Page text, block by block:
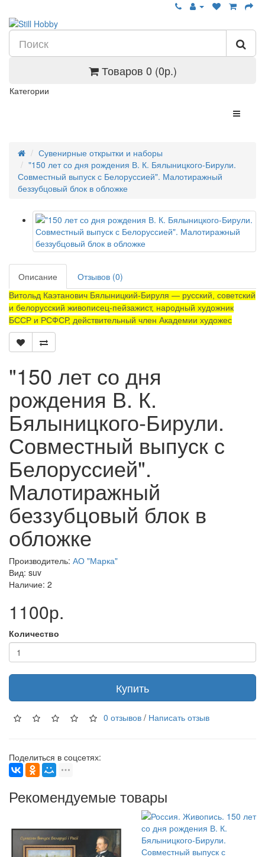
Товаров 0 (0р.)
Категории
Сувенирные открытки и наборы
"150 лет со дня рождения В. К. Бялыницкого-Бирули.
Совместный выпуск с Белоруссией". Малотиражный
беззубцовый блок в обложке
Описание Отзывов (0)
Витольд Каэтанович Бялыницкий-Бируля — русский, советский
и белорусский живописец-пейзажист, народный художник
БССР и РСФСР, действительный член Академии художес
"150 лет со дня
рождения В. К.
Бялыницкого-Бирули.
Совместный выпуск с
Белоруссией".
Малотиражный
беззубцовый блок в
обложке
Производитель: АО "Марка"
Вид: suv
Наличие: 2
1100р.
Количество
Купить
0 отзывов / Написать отзыв
Поделиться в соцсетях:
Рекомендуемые товары